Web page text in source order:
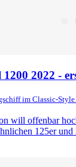
2022 -
im Classic-Style
will offenbar
125er